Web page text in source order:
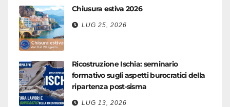
Chiusura estiva 2026
LUG 25, 2026
Ricostruzione Ischia: seminario
formativo sugli aspetti burocratici della
ripartenza post-sisma
LUG 13, 2026